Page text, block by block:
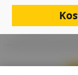
In dieser Fortbildung
Grundlagen des
therapeutischen